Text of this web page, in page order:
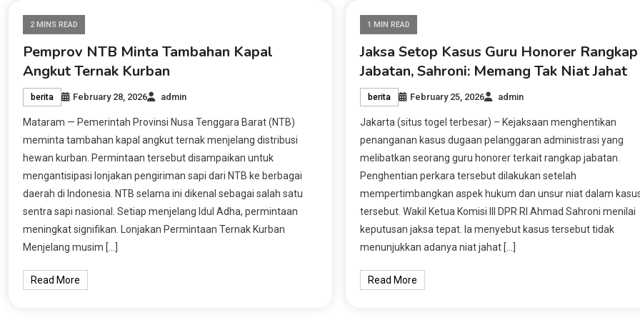
2 MINS READ
Pemprov NTB Minta Tambahan Kapal
Angkut Ternak Kurban
berita February 28, 2026 admin
Mataram — Pemerintah Provinsi Nusa Tenggara Barat (NTB)
meminta tambahan kapal angkut ternak menjelang distribusi
hewan kurban. Permintaan tersebut disampaikan untuk
mengantisipasi lonjakan pengiriman sapi dari NTB ke berbagai
daerah di Indonesia. NTB selama ini dikenal sebagai salah satu
sentra sapi nasional. Setiap menjelang Idul Adha, permintaan
meningkat signifikan. Lonjakan Permintaan Ternak Kurban
Menjelang musim […]
Read More
1 MIN READ
Jaksa Setop Kasus Guru Honorer Rangkap
Jabatan, Sahroni: Memang Tak Niat Jahat
berita February 25, 2026 admin
Jakarta (situs togel terbesar) – Kejaksaan menghentikan
penanganan kasus dugaan pelanggaran administrasi yang
melibatkan seorang guru honorer terkait rangkap jabatan.
Penghentian perkara tersebut dilakukan setelah
mempertimbangkan aspek hukum dan unsur niat dalam
tersebut. Wakil Ketua Komisi III DPR RI Ahmad Sahroni menilai
keputusan jaksa tepat. Ia menyebut kasus tersebut tidak
menunjukkan adanya niat jahat […]
Read More